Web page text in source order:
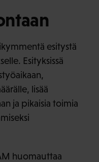
esitystä
Esityksissä
lisää
ja pikaisia toimia
huomauttaa